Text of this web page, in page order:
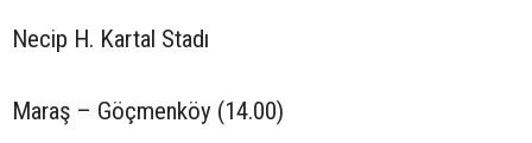
Necip H. Kartal Stadı
Maraş – Göçmenköy (14.00)